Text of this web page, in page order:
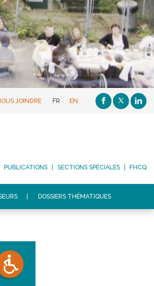
JOINDRE FR EN
PUBLICATIONS
DOSSIERS THÉMATIQUES
SECTIONS SPÉCIALES FHCQ